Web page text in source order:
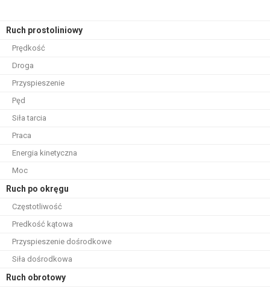
Ruch prostoliniowy
Prędkość
Droga
Przyspieszenie
Pęd
Siła tarcia
Praca
Energia kinetyczna
Moc
Ruch po okręgu
Częstotliwość
Predkość kątowa
Przyspieszenie dośrodkowe
Siła dośrodkowa
Ruch obrotowy